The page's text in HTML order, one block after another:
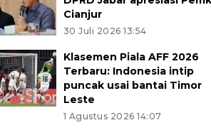
Cianjur
30 Juli 2026 13:54
Klasemen Piala AFF 2026
Terbaru: Indonesia intip
puncak usai bantai Timor
Leste
1 Agustus 2026 14:07